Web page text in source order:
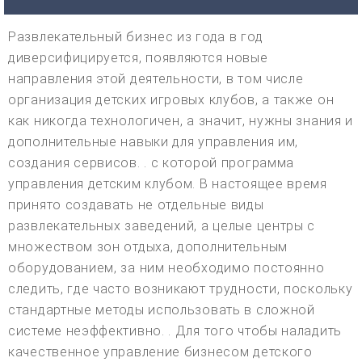
Развлекательный бизнес из года в год
диверсифицируется, появляются новые
направления этой деятельности, в том числе
организация детских игровых клубов, а также он
как никогда технологичен, а значит, нужны знания и
дополнительные навыки для управления им,
создания сервисов. . с которой программа
управления детским клубом. В настоящее время
принято создавать не отдельные виды
развлекательных заведений, а целые центры с
множеством зон отдыха, дополнительным
оборудованием, за ним необходимо постоянно
следить, где часто возникают трудности, поскольку
стандартные методы использовать в сложной
системе неэффективно. . Для того чтобы наладить
качественное управление бизнесом детского